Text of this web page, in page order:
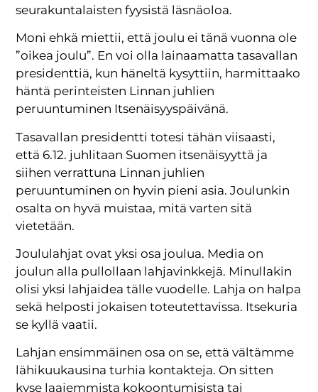
seurakuntalaisten fyysistä läsnäoloa.
Moni ehkä miettii, että joulu ei tänä vuonna ole
”oikea joulu”. En voi olla lainaamatta tasavallan
presidenttiä, kun häneltä kysyttiin, harmittaako
häntä perinteisten Linnan juhlien
peruuntuminen Itsenäisyyspäivänä.
Tasavallan presidentti totesi tähän viisaasti,
että 6.12. juhlitaan Suomen itsenäisyyttä ja
siihen verrattuna Linnan juhlien
peruuntuminen on hyvin pieni asia. Joulunkin
osalta on hyvä muistaa, mitä varten sitä
vietetään.
Joululahjat ovat yksi osa joulua. Media on
joulun alla pullollaan lahjavinkkejä. Minullakin
olisi yksi lahjaidea tälle vuodelle. Lahja on halpa
sekä helposti jokaisen toteutettavissa. Itsekuria
se kyllä vaatii.
Lahjan ensimmäinen osa on se, että vältämme
lähikuukausina turhia kontakteja. On sitten
kyse laajemmista kokoontumisista tai